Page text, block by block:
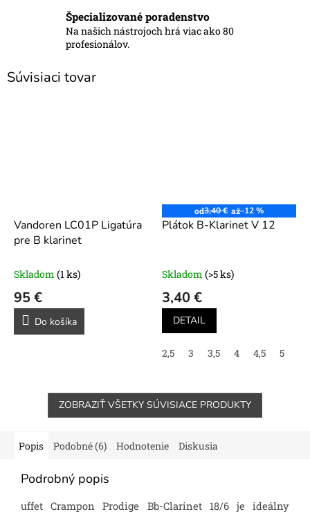
Špecializované poradenstvo
Na našich nástrojoch hrá viac ako 80
profesionálov.
Súvisiaci tovar
Vandoren LC01P Ligatúra
pre B klarinet
Skladom (1 ks)
95 €
Do košíka
od3,40 € až–12 %
Plátok B-Klarinet V 12
Skladom (>5 ks)
3,40 €
DETAIL
2,5 3 3,5 4 4,5 5
ZOBRAZIŤ VŠETKY SÚVISIACE PRODUKTY
Popis Podobné (6) Hodnotenie Diskusia
Podrobný popis
uffet Crampon Prodige Bb-Clarinet 18/6 je ideálny